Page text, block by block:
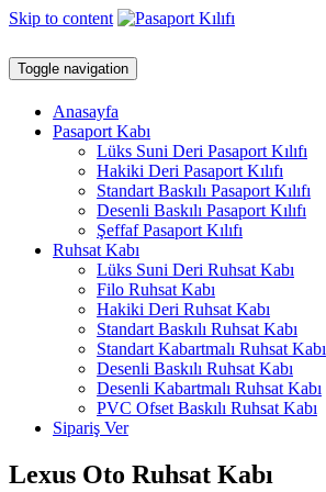
Skip to content
Toggle navigation
Anasayfa
Pasaport Kabı
Lüks Suni Deri Pasaport Kılıfı
Hakiki Deri Pasaport Kılıfı
Standart Baskılı Pasaport Kılıfı
Desenli Baskılı Pasaport Kılıfı
Şeffaf Pasaport Kılıfı
Ruhsat Kabı
Lüks Suni Deri Ruhsat Kabı
Filo Ruhsat Kabı
Hakiki Deri Ruhsat Kabı
Standart Baskılı Ruhsat Kabı
Standart Kabartmalı Ruhsat Kabı
Desenli Baskılı Ruhsat Kabı
Desenli Kabartmalı Ruhsat Kabı
PVC Ofset Baskılı Ruhsat Kabı
Sipariş Ver
Lexus Oto Ruhsat Kabı